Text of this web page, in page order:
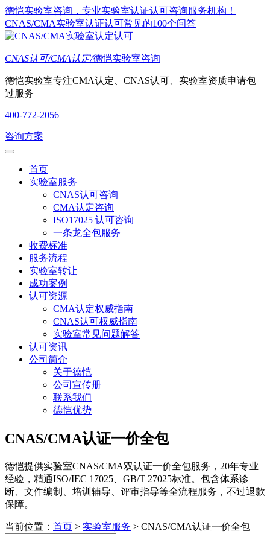
德恺实验室咨询，专业实验室认证认可咨询服务机构！
CNAS/CMA实验室认证认可常见的100个问答
CNAS认可/CMA认定/德恺实验室咨询
德恺实验室专注CMA认定、CNAS认可、实验室资质申请包
过服务
400-772-2056
咨询方案
首页
实验室服务
CNAS认可咨询
CMA认定咨询
ISO17025 认可咨询
一条龙全包服务
收费标准
服务流程
实验室转让
成功案例
认可资源
CMA认定权威指南
CNAS认可权威指南
实验室常见问题解答
认可资讯
公司简介
关于德恺
公司宣传册
联系我们
德恺优势
CNAS/CMA认证一价全包
德恺提供实验室CNAS/CMA双认证一价全包服务，20年专业
经验，精通ISO/IEC 17025、GB/T 27025标准。包含体系诊
断、文件编制、培训辅导、评审指导等全流程服务，不过退款
保障。
当前位置： 首页 > 实验室服务 > CNAS/CMA认证一价全包